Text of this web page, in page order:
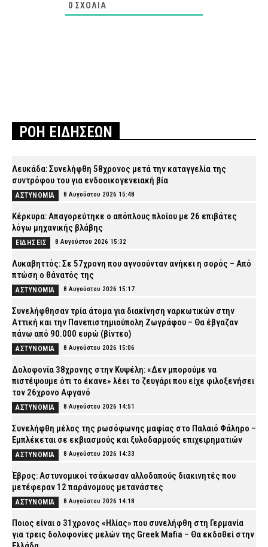
0 ΣΧΌΛΙΑ
ΡΟΗ ΕΙΔΗΣΕΩΝ
Λευκάδα: Συνελήφθη 58χρονος μετά την καταγγελία της
συντρόφου του για ενδοοικογενειακή βία
ΑΣΤΥΝΟΜΙΑ 8 Αυγούστου 2026 15:48
Κέρκυρα: Απαγορεύτηκε ο απόπλους πλοίου με 26 επιβάτες
λόγω μηχανικής βλάβης
ΕΙΔΗΣΕΙΣ 8 Αυγούστου 2026 15:32
Λυκαβηττός: Σε 57χρονη που αγνοούνταν ανήκει η σορός – Από
πτώση ο θάνατός της
ΑΣΤΥΝΟΜΙΑ 8 Αυγούστου 2026 15:17
Συνελήφθησαν τρία άτομα για διακίνηση ναρκωτικών στην
Αττική και την Πανεπιστημιούπολη Ζωγράφου – Θα έβγαζαν
πάνω από 90.000 ευρώ (βίντεο)
ΑΣΤΥΝΟΜΙΑ 8 Αυγούστου 2026 15:06
Δολοφονία 38χρονης στην Κυψέλη: «Δεν μπορούμε να
πιστέψουμε ότι το έκανε» λέει το ζευγάρι που είχε φιλοξενήσει
τον 26χρονο Αφγανό
ΑΣΤΥΝΟΜΙΑ 8 Αυγούστου 2026 14:51
Συνελήφθη μέλος της ρωσόφωνης μαφίας στο Παλαιό Φάληρο –
Εμπλέκεται σε εκβιασμούς και ξυλοδαρμούς επιχειρηματιών
ΑΣΤΥΝΟΜΙΑ 8 Αυγούστου 2026 14:33
Έβρος: Αστυνομικοί τσάκωσαν αλλοδαπούς διακινητές που
μετέφεραν 12 παράνομους μετανάστες
ΑΣΤΥΝΟΜΙΑ 8 Αυγούστου 2026 14:18
Ποιος είναι ο 31χρονος «Ηλίας» που συνελήφθη στη Γερμανία
για τρεις δολοφονίες μελών της Greek Mafia – Θα εκδοθεί στην